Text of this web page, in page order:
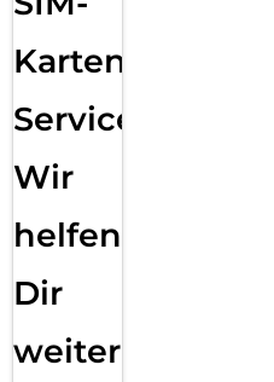
Karten
Service:
Wir
helfen
Dir
weiter